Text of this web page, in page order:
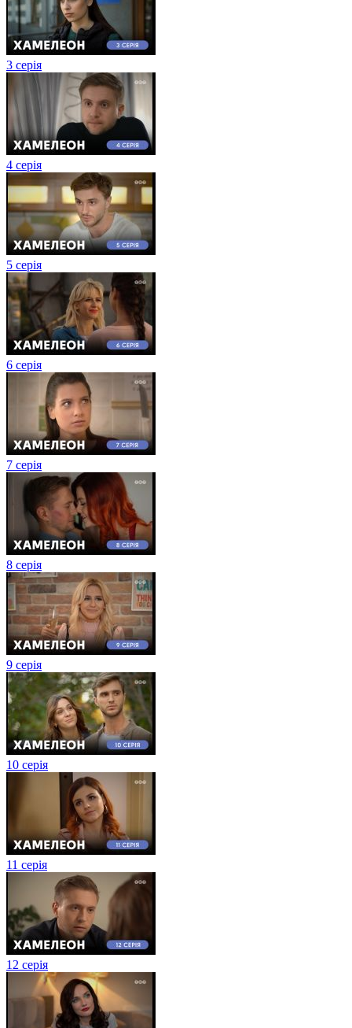
3 серія
4 серія
5 серія
6 серія
7 серія
8 серія
9 серія
10 серія
11 серія
12 серія